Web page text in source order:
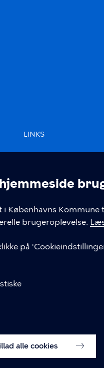
Københavns Kommune
brugeroplevelse.
på
alle cookies
LINKS
Cookiepolitik